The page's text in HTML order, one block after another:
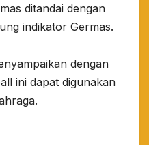
ditandai dengan
indikator Germas.
dengan
ini dapat digunakan